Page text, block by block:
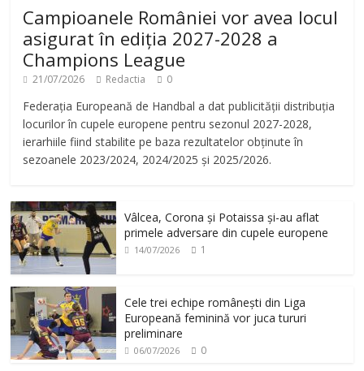
Campioanele României vor avea locul
asigurat în ediția 2027-2028 a
Champions League
21/07/2026 Redactia 0
Federația Europeană de Handbal a dat publicității distribuția
locurilor în cupele europene pentru sezonul 2027-2028,
ierarhiile fiind stabilite pe baza rezultatelor obținute în
sezoanele 2023/2024, 2024/2025 și 2025/2026.
Vâlcea, Corona și Potaissa și-au aflat
primele adversare din cupele europene
14/07/2026 1
Cele trei echipe românești din Liga
Europeană feminină vor juca tururi
preliminare
06/07/2026 0